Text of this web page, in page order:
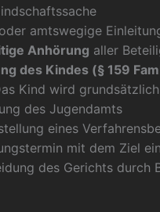
amtswegige
Anhörung aller
des Kindes (§ 159
Kind wird grundsätzlich
des Jugendamts
eines
mit dem Ziel
des Gerichts durch